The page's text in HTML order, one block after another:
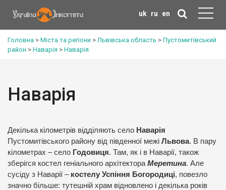
uk ru en
Головна > Міста та регіони >Львівська область > Пустомитівський
район > Наварія > Наварія
Наварія
Декілька кілометрів відділяють село Наварія
Пустомитівського району від південної межі Львова. В пару
кілометрах – село Годовиця. Там, як і в Наварії, також
зберігся костел геніального архітектора Меретина. Але
сусіду з Наварії – костелу Успіння Богородиці, повезло
значно більше: тутешній храм відновлено і декілька років